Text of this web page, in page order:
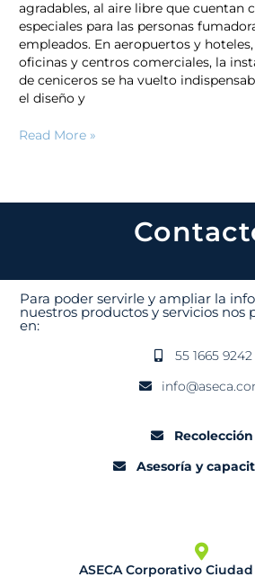
agradables, al aire libre que cuentan
especiales para las personas
empleados. En aeropuertos y
oficinas y centros comerciales, la
de ceniceros se ha vuelto
el diseño y
Read More »
Para poder servirle y ampliar la
nuestros productos y servicios nos
en:
55 1665 9242
Recolección
Asesoría y
ASECA Corporativo